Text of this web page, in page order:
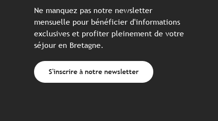
Ne manquez pas notre newsletter
mensuelle pour bénéficier d'informations
exclusives et profiter pleinement de votre
séjour en Bretagne.
S'inscrire à notre newsletter